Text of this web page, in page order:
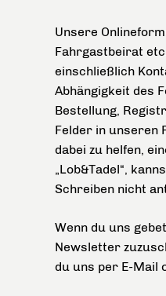
Unsere
Fahrgastbeirat
einschließlich
Abhängigkeit des
Bestellung,
Felder in unseren
dabei zu helfen,
„Lob&Tadel“,
Schreiben nicht
Wenn du uns
Newsletter
du uns per E-Mail